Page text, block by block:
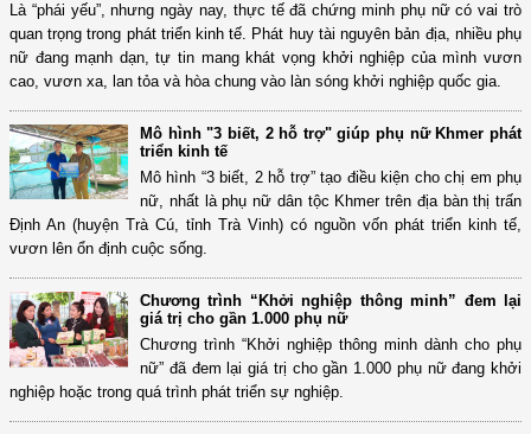
Là “phái yếu”, nhưng ngày nay, thực tế đã chứng minh phụ nữ có vai trò
quan trọng trong phát triển kinh tế. Phát huy tài nguyên bản địa, nhiều phụ
nữ đang mạnh dạn, tự tin mang khát vọng khởi nghiệp của mình vươn
cao, vươn xa, lan tỏa và hòa chung vào làn sóng khởi nghiệp quốc gia.
Mô hình "3 biết, 2 hỗ trợ" giúp phụ nữ Khmer phát
triển kinh tế
Mô hình “3 biết, 2 hỗ trợ” tạo điều kiện cho chị em phụ
nữ, nhất là phụ nữ dân tộc Khmer trên địa bàn thị trấn
Định An (huyện Trà Cú, tỉnh Trà Vinh) có nguồn vốn phát triển kinh tế,
vươn lên ổn định cuộc sống.
Chương trình “Khởi nghiệp thông minh” đem lại
giá trị cho gần 1.000 phụ nữ
Chương trình “Khởi nghiệp thông minh dành cho phụ
nữ” đã đem lại giá trị cho gần 1.000 phụ nữ đang khởi
nghiệp hoặc trong quá trình phát triển sự nghiệp.